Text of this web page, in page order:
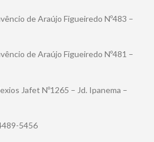
de Araújo Figueiredo Nº483 –
de Araújo Figueiredo Nº481 –
Jafet Nº1265 – Jd. Ipanema –
5456